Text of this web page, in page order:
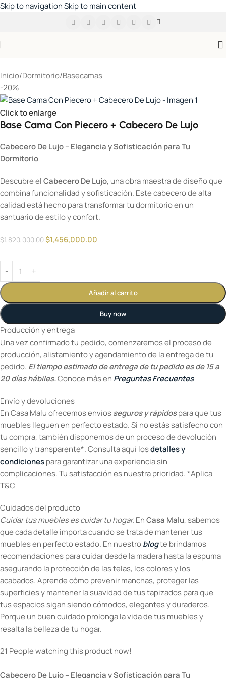
Skip to navigationSkip to main content
Inicio/Dormitorio/Basecamas
-20%
Click to enlarge
Base Cama Con Piecero + Cabecero De Lujo
Cabecero De Lujo – Elegancia y Sofisticación para Tu
Dormitorio
Descubre elCabecero De Lujo, una obra maestra de diseño que
combina funcionalidad y sofisticación. Este cabecero de alta
calidad está hecho para transformar tu dormitorio en un
santuario de estilo y confort.
$1,820,000.00$1,456,000.00
Añadir al carrito
Buy now
Producción y entrega
Una vez confirmado tu pedido, comenzaremos el proceso de
producción, alistamiento y agendamiento de la entrega de tu
pedido. El tiempo estimado de entrega de tu pedido es de 15 a
20 días hábiles.Conoce más en Preguntas Frecuentes
Envío y devoluciones
En Casa Malu ofrecemos envíosseguros y rápidospara que tus
muebles lleguen en perfecto estado. Si no estás satisfecho con
tu compra, también disponemos de un proceso de devolución
sencillo y transparente*. Consulta aquí losdetalles y
condicionespara garantizar una experiencia sin
complicaciones. Tu satisfacción es nuestra prioridad. *Aplica
T&C
Cuidados del producto
Cuidar tus muebles es cuidar tu hogar. EnCasa Malu, sabemos
que cada detalle importa cuando se trata de mantener tus
muebles en perfecto estado. En nuestroblogte brindamos
recomendaciones para cuidar desde la madera hasta la espuma
asegurando la protección de las telas, los colores y los
acabados. Aprende cómo prevenir manchas, proteger las
superficies y mantener la suavidad de tus tapizados para que
tus espacios sigan siendo cómodos, elegantes y duraderos.
Porque un buen cuidado prolonga la vida de tus muebles y
resalta la belleza de tu hogar.
21 People watching this product now!
Cabecero De Lujo – Elegancia y Sofisticación para Tu